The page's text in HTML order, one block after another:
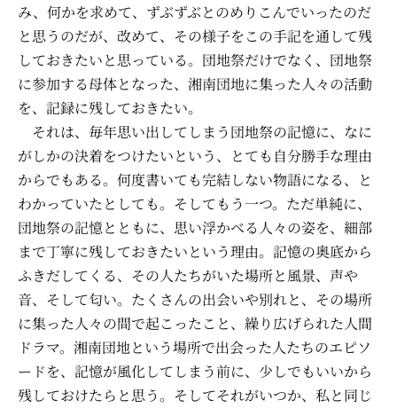
み、何かを求めて、ずぶずぶとのめりこんでいったのだ
と思うのだが、改めて、その様子をこの手記を通して残
しておきたいと思っている。団地祭だけでなく、団地祭
に参加する母体となった、湘南団地に集った人々の活動
を、記録に残しておきたい。
それは、毎年思い出してしまう団地祭の記憶に、なに
がしかの決着をつけたいという、とても自分勝手な理由
からでもある。何度書いても完結しない物語になる、と
わかっていたとしても。そしてもう一つ。ただ単純に、
団地祭の記憶とともに、思い浮かべる人々の姿を、細部
まで丁寧に残しておきたいという理由。記憶の奥底から
ふきだしてくる、その人たちがいた場所と風景、声や
音、そして匂い。たくさんの出会いや別れと、その場所
に集った人々の間で起こったこと、繰り広げられた人間
ドラマ。湘南団地という場所で出会った人たちのエピソ
ードを、記憶が風化してしまう前に、少しでもいいから
残しておけたらと思う。そしてそれがいつか、私と同じ